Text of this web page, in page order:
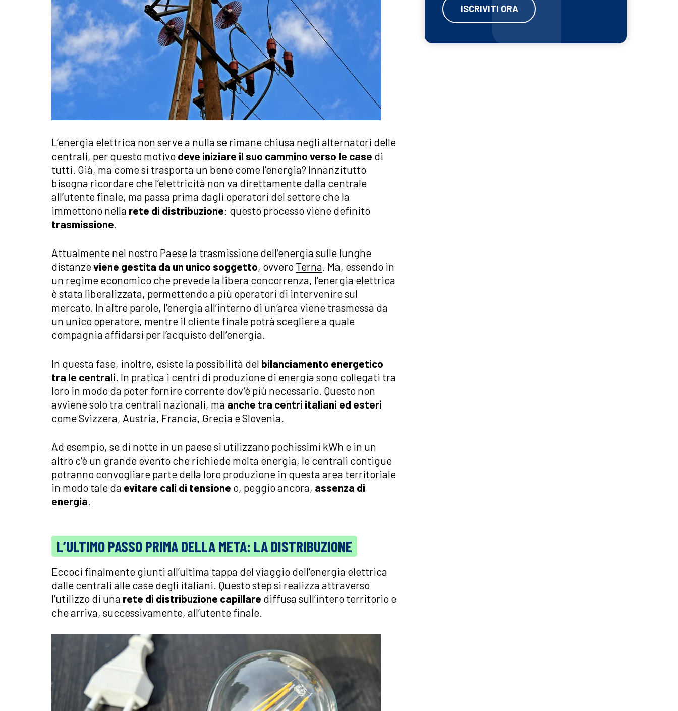
L’energia elettrica non serve a nulla se rimane chiusa negli alternatori delle
centrali, per questo motivo deve iniziare il suo cammino verso le case di
tutti. Già, ma come si trasporta un bene come l’energia? Innanzitutto
bisogna ricordare che l’elettricità non va direttamente dalla centrale
all’utente finale, ma passa prima dagli operatori del settore che la
immettono nella rete di distribuzione: questo processo viene definito
trasmissione.
Attualmente nel nostro Paese la trasmissione dell’energia sulle lunghe
distanzeviene gestita da un unico soggetto, ovvero Terna. Ma, essendo in
un regime economico che prevede la libera concorrenza, l’energia elettrica
è stata liberalizzata, permettendo a più operatori di intervenire sul
mercato. In altre parole, l’energia all’interno di un’area viene trasmessa da
un unico operatore, mentre il cliente finale potrà scegliere a quale
compagnia affidarsi per l’acquisto dell’energia.
In questa fase, inoltre, esiste la possibilità del bilanciamento energetico
tra le centrali. In pratica i centri di produzione di energia sono collegati tra
loro in modo da poter fornire corrente dov’è più necessario. Questo non
avviene solo tra centrali nazionali, ma anche tra centri italiani ed esteri
come Svizzera, Austria, Francia, Grecia e Slovenia.
Ad esempio, se di notte in un paese si utilizzano pochissimi kWh e in un
altro c’è un grande evento che richiede molta energia, le centrali contigue
potranno convogliare parte della loro produzione in questa area territoriale
in modo tale da evitare cali di tensione o, peggio ancora, assenza di
energia.
L’ULTIMO PASSO PRIMA DELLA META: LA DISTRIBUZIONE
Eccoci finalmente giunti all’ultima tappa del viaggio dell’energia elettrica
dalle centrali alle case degli italiani. Questo step si realizza attraverso
l’utilizzo di una rete di distribuzione capillare diffusa sull’intero territorio e
che arriva, successivamente, all’utente finale.